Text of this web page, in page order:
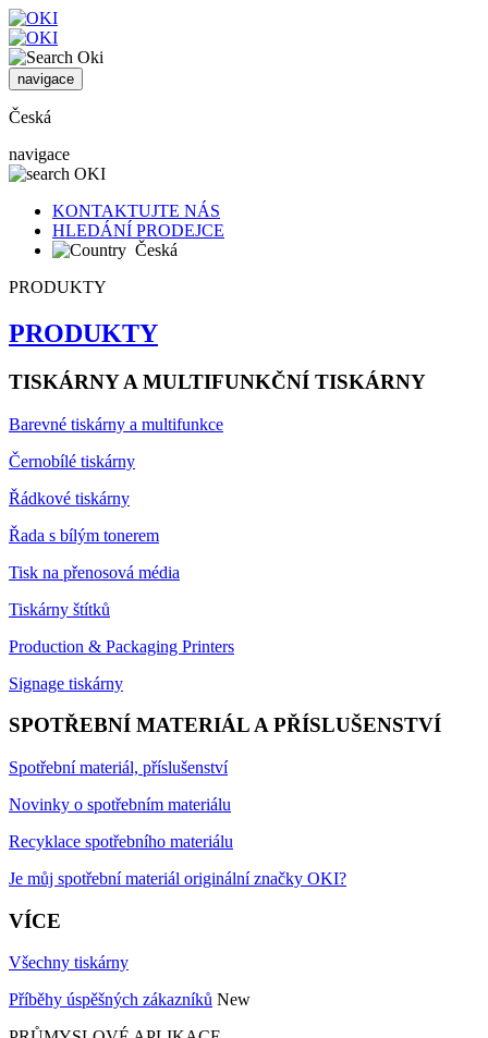
navigace
Česká
navigace
KONTAKTUJTE NÁS
HLEDÁNÍ PRODEJCE
Česká
PRODUKTY
PRODUKTY
TISKÁRNY A MULTIFUNKČNÍ TISKÁRNY
Barevné tiskárny a multifunkce
Černobílé tiskárny
Řádkové tiskárny
Řada s bílým tonerem
Tisk na přenosová média
Tiskárny štítků
Production & Packaging Printers
Signage tiskárny
SPOTŘEBNÍ MATERIÁL A PŘÍSLUŠENSTVÍ
Spotřební materiál, příslušenství
Novinky o spotřebním materiálu
Recyklace spotřebního materiálu
Je můj spotřební materiál originální značky OKI?
VÍCE
Všechny tiskárny
Příběhy úspěšných zákazníků New